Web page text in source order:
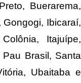
Buerarema,
Gongogi, Ibicaraí,
Itajuípe,
Brasil, Santa
Ubaitaba e